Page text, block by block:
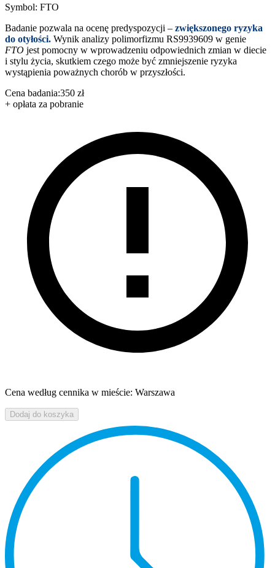
Symbol: FTO
Badanie pozwala na ocenę predyspozycji – zwiększonego ryzyka
do otyłości. Wynik analizy polimorfizmu RS9939609 w genie
FTO jest pomocny w wprowadzeniu odpowiednich zmian w diecie
i stylu życia, skutkiem czego może być zmniejszenie ryzyka
wystąpienia poważnych chorób w przyszłości.
Cena badania:350 zł
+ opłata za pobranie
Cena według cennika w mieście: Warszawa
Dodaj do koszyka